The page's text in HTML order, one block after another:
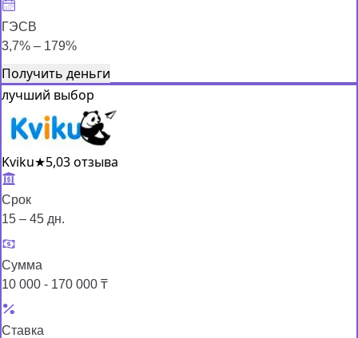
ГЭСВ
3,7% – 179%
Получить деньги
лучший выбор
Kviku★5,03 отзыва
Срок
15 – 45 дн.
Сумма
10 000 - 170 000 ₸
Ставка